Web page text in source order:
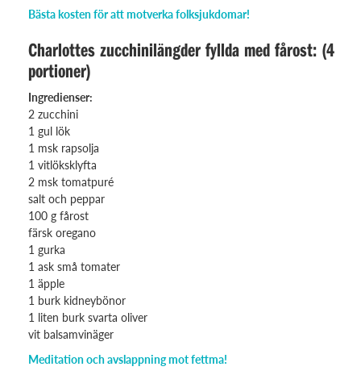
Bästa kosten för att motverka folksjukdomar!
Charlottes zucchinilängder fyllda med fårost: (4
portioner)
Ingredienser:
2 zucchini
1 gul lök
1 msk rapsolja
1 vitlöksklyfta
2 msk tomatpuré
salt och peppar
100 g fårost
färsk oregano
1 gurka
1 ask små tomater
1 äpple
1 burk kidneybönor
1 liten burk svarta oliver
vit balsamvinäger
Meditation och avslappning mot fettma!